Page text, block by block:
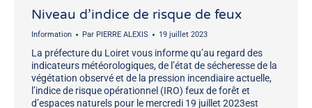
Niveau d’indice de risque de feux
Information Par PIERRE ALEXIS 19 juillet 2023
La préfecture du Loiret vous informe qu’au regard des
indicateurs météorologiques, de l’état de sécheresse de la
végétation observé et de la pression incendiaire actuelle,
l’indice de risque opérationnel (IRO) feux de forêt et
d’espaces naturels pour le mercredi 19 juillet 2023est